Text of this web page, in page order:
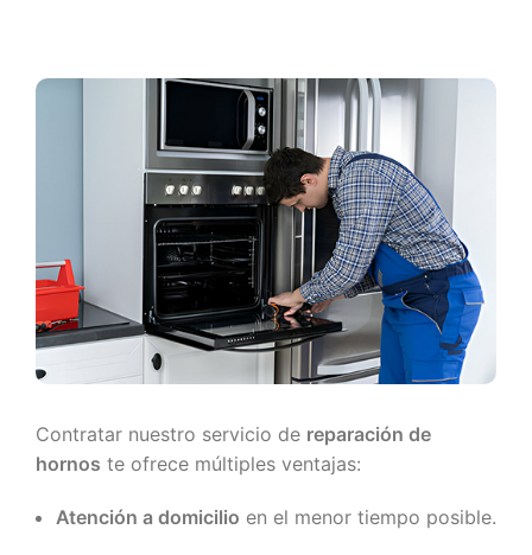
Contratar nuestro servicio de reparación de
hornos te ofrece múltiples ventajas:
Atención a domicilio en el menor tiempo posible.